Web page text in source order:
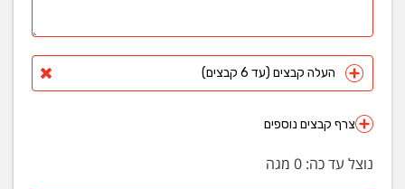
העלה קבצים (עד 6 קבצים)
צרף קבצים נוספים
נוצל עד כה: 0 מגה